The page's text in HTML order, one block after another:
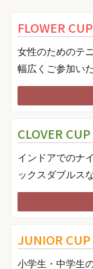
FLOWER CUP
女性のためのテ
幅広くご参加い
CLOVER CUP
インドアでのナ
ックスダブルス
JUNIOR CUP
小学生・中学生